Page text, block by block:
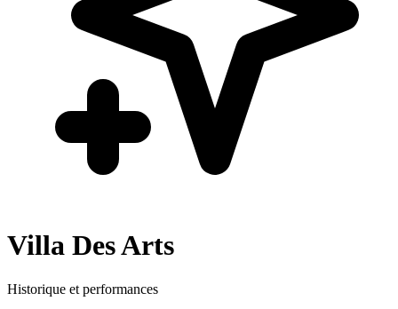
Villa Des Arts
Historique et performances